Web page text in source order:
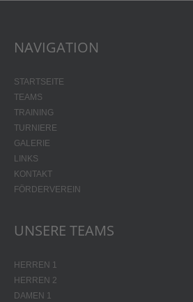
NAVIGATION
STARTSEITE
TEAMS
TRAINING
TURNIERE
GALERIE
LINKS
KONTAKT
FÖRDERVEREIN
UNSERE TEAMS
HERREN 1
HERREN 2
DAMEN 1